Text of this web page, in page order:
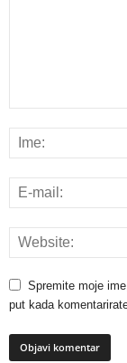
Spremite moje
put kada